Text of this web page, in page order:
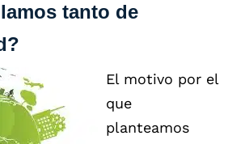
tanto de
El motivo por el
que
planteamos